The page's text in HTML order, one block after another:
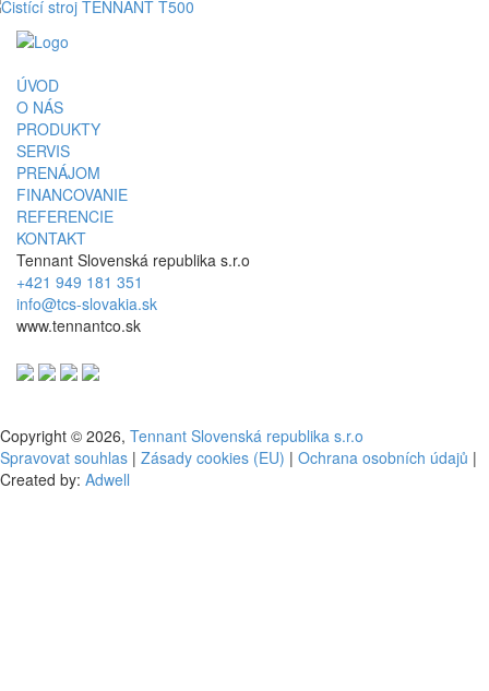
ÚVOD
O NÁS
PRODUKTY
SERVIS
PRENÁJOM
FINANCOVANIE
REFERENCIE
KONTAKT
Tennant Slovenská republika s.r.o
+421 949 181 351
info@tcs-slovakia.sk
www.tennantco.sk
Copyright © 2026, Tennant Slovenská republika s.r.o
Spravovat souhlas | Zásady cookies (EU) | Ochrana osobních údajů |
Created by: Adwell